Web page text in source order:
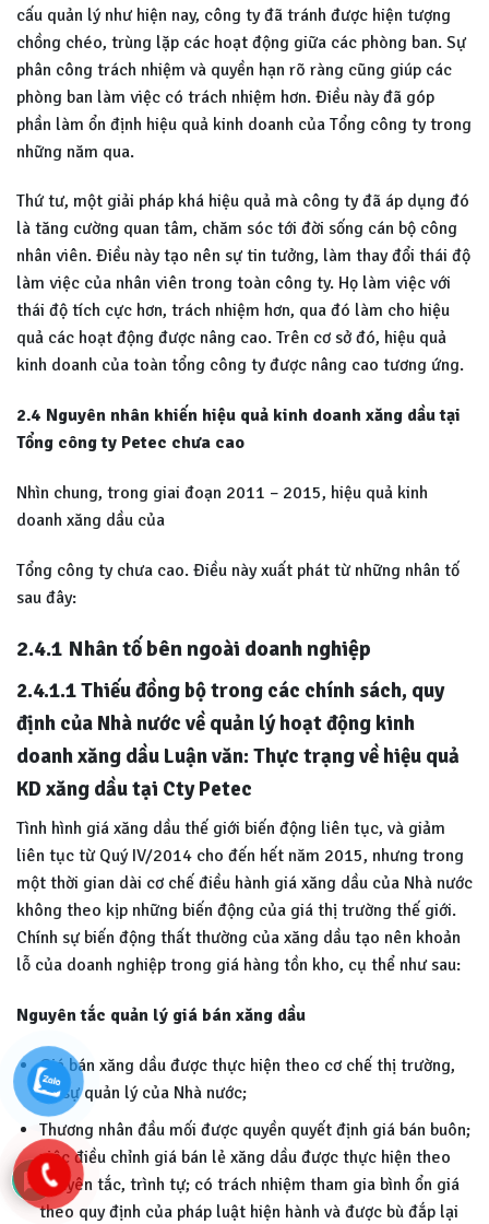
cấu quản lý như hiện nay, công ty đã tránh được hiện tượng
chồng chéo, trùng lặp các hoạt động giữa các phòng ban. Sự
phân công trách nhiệm và quyền hạn rõ ràng cũng giúp các
phòng ban làm việc có trách nhiệm hơn. Điều này đã góp
phần làm ổn định hiệu quả kinh doanh của Tổng công ty trong
những năm qua.
Thứ tư, một giải pháp khá hiệu quả mà công ty đã áp dụng đó
là tăng cường quan tâm, chăm sóc tới đời sống cán bộ công
nhân viên. Điều này tạo nên sự tin tưởng, làm thay đổi thái độ
làm việc của nhân viên trong toàn công ty. Họ làm việc với
thái độ tích cực hơn, trách nhiệm hơn, qua đó làm cho hiệu
quả các hoạt động được nâng cao. Trên cơ sở đó, hiệu quả
kinh doanh của toàn tổng công ty được nâng cao tương ứng.
2.4 Nguyên nhân khiến hiệu quả kinh doanh xăng dầu tại
Tổng công ty Petec chưa cao
Nhìn chung, trong giai đoạn 2011 – 2015, hiệu quả kinh
doanh xăng dầu của
Tổng công ty chưa cao. Điều này xuất phát từ những nhân tố
sau đây:
2.4.1 Nhân tố bên ngoài doanh nghiệp
2.4.1.1 Thiếu đồng bộ trong các chính sách, quy
định của Nhà nước về quản lý hoạt động kinh
doanh xăng dầu Luận văn: Thực trạng về hiệu quả
KD xăng dầu tại Cty Petec
Tình hình giá xăng dầu thế giới biến động liên tục, và giảm
liên tục từ Quý IV/2014 cho đến hết năm 2015, nhưng trong
một thời gian dài cơ chế điều hành giá xăng dầu của Nhà nước
không theo kịp những biến động của giá thị trường thế giới.
Chính sự biến động thất thường của xăng dầu tạo nên khoản
lỗ của doanh nghiệp trong giá hàng tồn kho, cụ thể như sau:
Nguyên tắc quản lý giá bán xăng dầu
Giá bán xăng dầu được thực hiện theo cơ chế thị trường,
có sự quản lý của Nhà nước;
Thương nhân đầu mối được quyền quyết định giá bán buôn;
việc điều chỉnh giá bán lẻ xăng dầu được thực hiện theo
nguyên tắc, trình tự; có trách nhiệm tham gia bình ổn giá
theo quy định của pháp luật hiện hành và được bù đắp lại